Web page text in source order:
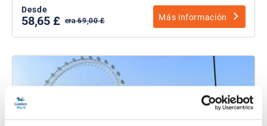
Desde
58,65 £ era 69,00 £ Más información